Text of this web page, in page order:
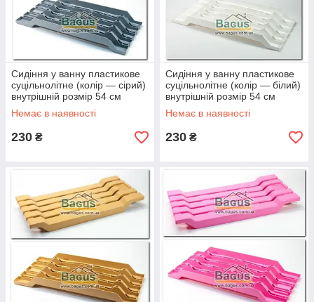
Сидіння у ванну пластикове
суцільнолітне (колір — сірий)
внутрішній розмір 54 см
Немає в наявності
230 ₴
Сидіння у ванну пластикове
суцільнолітне (колір — білий)
внутрішній розмір 54 см
Немає в наявності
230 ₴